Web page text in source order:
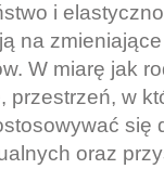
i
na
W miarę jak
przestrzeń, w
się
oraz